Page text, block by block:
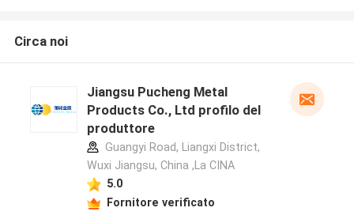
Circa noi
Jiangsu Pucheng Metal
Products Co., Ltd profilo del
produttore
Guangyi Road, Liangxi District,
Wuxi Jiangsu, China ,La CINA
5.0
Fornitore verificato